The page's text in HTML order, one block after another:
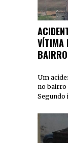
VÍTIMA
Um
no bairro
Segundo